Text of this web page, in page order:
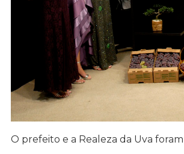
O prefeito e a Realeza da Uva